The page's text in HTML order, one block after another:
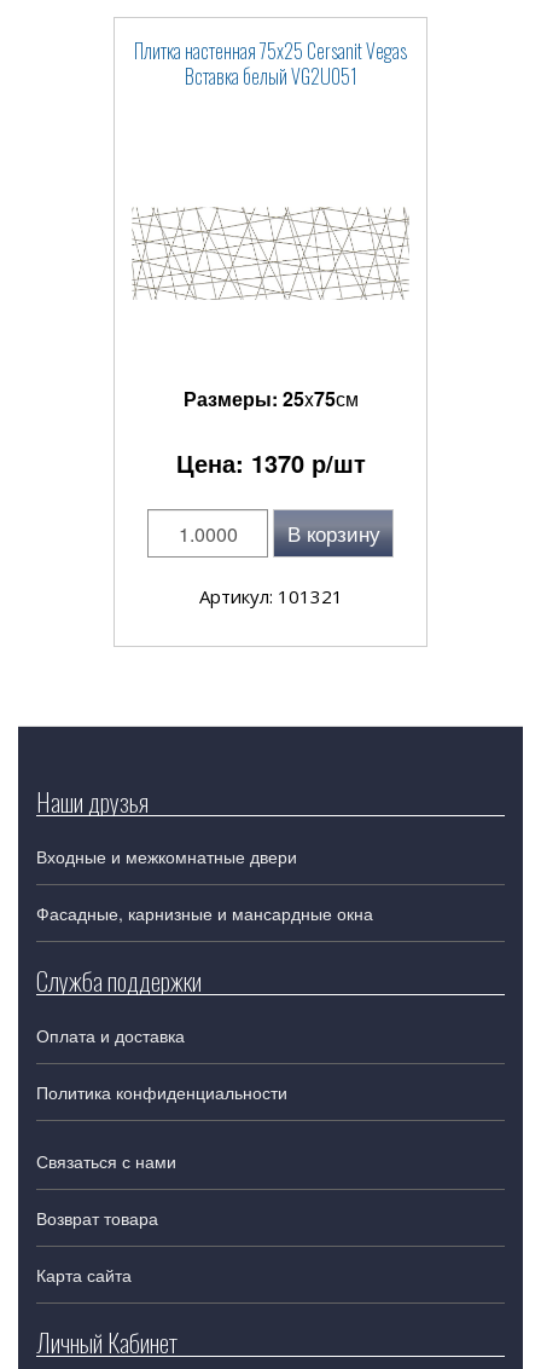
Плитка настенная 75x25 Cersanit Vegas
Вставка белый VG2U051
Размеры: 25x75см
Цена: 1370р/шт
В корзину
Артикул: 101321
Наши друзья
Входные и межкомнатные двери
Фасадные, карнизные и мансардные окна
Служба поддержки
Оплата и доставка
Политика конфиденциальности
Связаться с нами
Возврат товара
Карта сайта
Личный Кабинет